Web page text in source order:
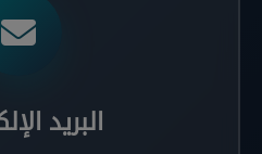
البريد